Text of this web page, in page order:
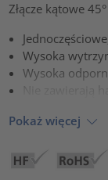
Złącze kątowe
Wysoka
Wysoka
Nie zawierają
Pokaż więcej